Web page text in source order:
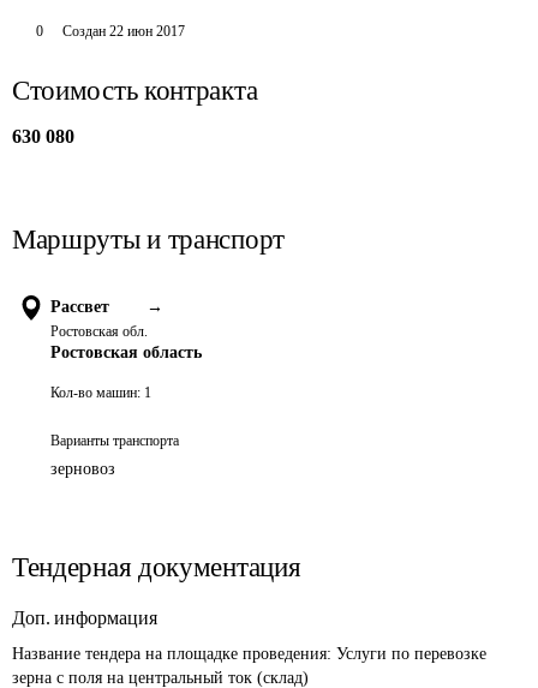
0 Создан 22 июн 2017
Стоимость контракта
630 080
Маршруты и транспорт
Рассвет →
Ростовская обл.
Ростовская область
Кол-во машин: 1
Варианты транспорта
зерновоз
Тендерная документация
Доп. информация
Название тендера на площадке проведения: Услуги по перевозке
зерна с поля на центральный ток (склад)